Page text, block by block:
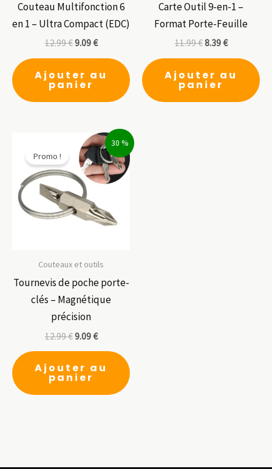
Couteau Multifonction 6
en 1 – Ultra Compact (EDC)
12.99€9.09€
Ajouter au
panier
Carte Outil 9-en-1 –
Format Porte-Feuille
11.99€8.39€
Ajouter au
panier
30 %
Promo !
Couteaux et outils
Tournevis de poche porte-
clés – Magnétique
précision
12.99€9.09€
Ajouter au
panier